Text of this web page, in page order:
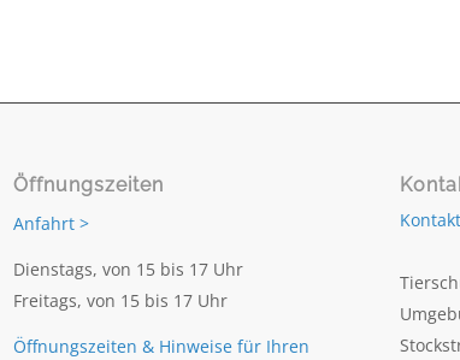
Öffnungszeiten
Anfahrt >
Dienstags, von 15 bis 17 Uhr
Freitags, von 15 bis 17 Uhr
Öffnungszeiten & Hinweise für Ihren